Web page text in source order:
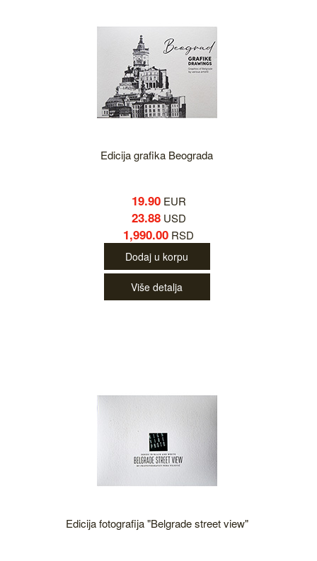
Edicija grafika Beograda
19.90EUR
23.88USD
1,990.00 RSD
Dodaj u korpu
Više detalja
Edicija fotografija "Belgrade street view"